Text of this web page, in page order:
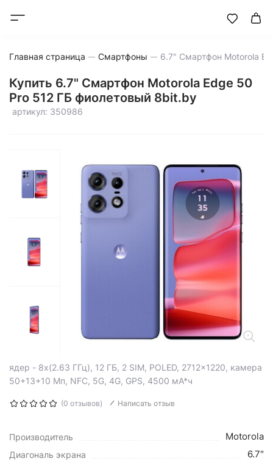
Главная страница Смартфоны
Купить 6.7" Смартфон Motorola Edge 50
Pro 512 ГБ фиолетовый 8bit.by
артикул: 350986
ядер - 8x(2.63 ГГц), 12 ГБ, 2 SIM, POLED, 2712x1220, камера
50+13+10 Мп, NFC, 5G, 4G, GPS, 4500 мА*ч
(0 отзывов) Написать отзыв
Производитель Motorola
Диагональ экрана 6.7"